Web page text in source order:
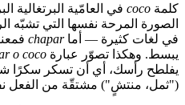
كلمة coco في العامّية البرتغالية
الصورة المرحة نفسها التي تشبّه
في لغات كثيرة — أماchapar
يبسط. وهكذا تصوّر عبارة o coco
يفلطح رأسك، أي أن تسكر سكرًا
("ثمل، منتشٍ") مشتقّة من الفعل